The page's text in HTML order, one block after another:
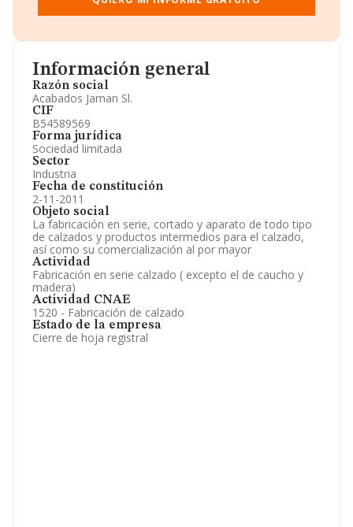
Información general
Razón social
Acabados Jaman Sl.
CIF
B54589569
Forma jurídica
Sociedad limitada
Sector
Industria
Fecha de constitución
2-11-2011
Objeto social
La fabricación en serie, cortado y aparato de todo tipo
de calzados y productos intermedios para el calzado,
así como su comercialización al por mayor
Actividad
Fabricación en serie calzado ( excepto el de caucho y
madera)
Actividad CNAE
1520 - Fabricación de calzado
Estado de la empresa
Cierre de hoja registral
Directivos y Ejecutivos.
Información oficial y registral complementaria.